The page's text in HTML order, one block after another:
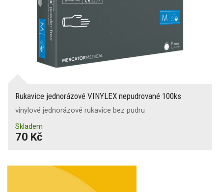
Rukavice jednorázové VINYLEX nepudrované 100ks
vinylové jednorázové rukavice bez pudru
Skladem
70 Kč